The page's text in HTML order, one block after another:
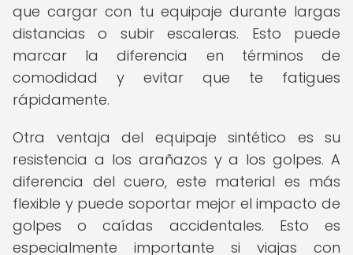
que cargar con tu equipaje durante largas
distancias o subir escaleras. Esto puede
marcar la diferencia en términos de
comodidad y evitar que te fatigues
rápidamente.
Otra ventaja del equipaje sintético es su
resistencia a los arañazos y a los golpes. A
diferencia del cuero, este material es más
flexible y puede soportar mejor el impacto de
golpes o caídas accidentales. Esto es
especialmente importante si viajas con